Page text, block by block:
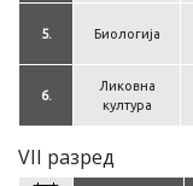
5. Биологија
6.
Ликовна
култура
VII разред